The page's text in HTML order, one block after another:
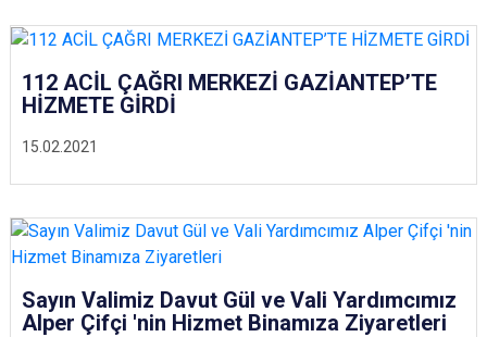
15.02.2021
112 ACİL ÇAĞRI MERKEZİ GAZİANTEP’TE
HİZMETE GİRDİ
Sayın Valimiz Davut Gül ve Vali Yardımcımız
Alper Çifçi 'nin Hizmet Binamıza Ziyaretleri